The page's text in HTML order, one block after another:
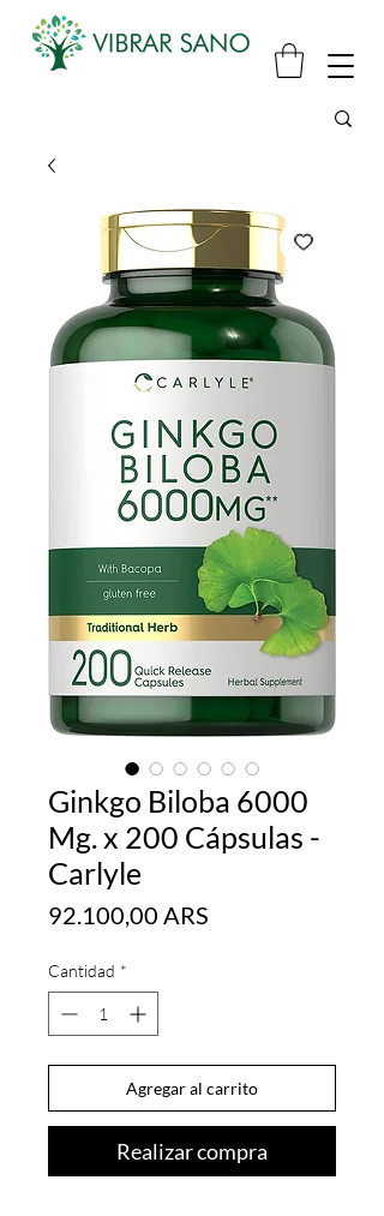
Ginkgo Biloba 6000
Mg. x 200 Cápsulas -
Carlyle
92.100,00 ARS
Cantidad *
Agregar al carrito
Realizar compra